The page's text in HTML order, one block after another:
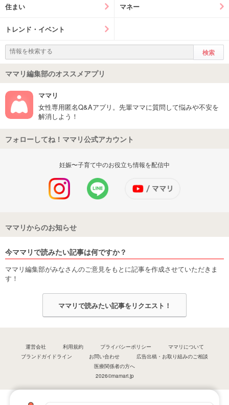
住まい マネー
トレンド・イベント
ママリ編集部のオススメアプリ
ママリ
女性専用匿名Q&Aアプリ。先輩ママに質問して悩みや不安を
解消しよう！
フォローしてね！ママリ公式アカウント
妊娠〜子育て中のお役立ち情報を配信中
ママリからのお知らせ
今ママリで読みたい記事は何ですか？
ママリ編集部がみなさんのご意見をもとに記事を作成させていただきま
す！
ママリで読みたい記事をリクエスト！
運営会社 利用規約 プライバシーポリシー
ママリについて
ブランドガイドライン
お問い合わせ
広告出稿・お取り組みのご相談
医療関係者の方へ
2026©mamari.jp